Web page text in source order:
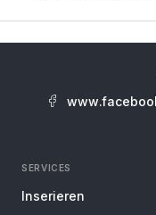
SERVICES
Inserieren